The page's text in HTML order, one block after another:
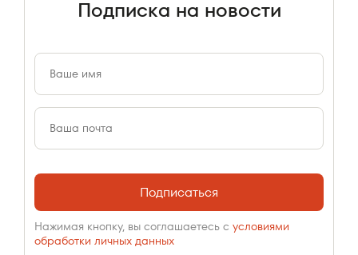
Подписка на новости
Подписаться
Нажимая кнопку, вы соглашаетесь с условиями
обработки личных данных